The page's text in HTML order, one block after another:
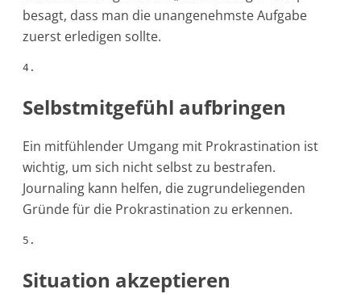
besagt, dass man die unangenehmste Aufgabe
zuerst erledigen sollte.
4.
Selbstmitgefühl aufbringen
Ein mitfühlender Umgang mit Prokrastination ist
wichtig, um sich nicht selbst zu bestrafen.
Journaling kann helfen, die zugrundeliegenden
Gründe für die Prokrastination zu erkennen.
5.
Situation akzeptieren